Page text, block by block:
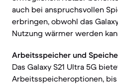
auch bei anspruchsvollen
erbringen, obwohl das
Nutzung wärmer werden
Arbeitsspeicher und
Das Galaxy S21 Ultra 5G
Arbeitsspeicheroptionen, bis